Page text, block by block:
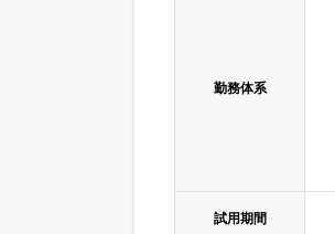
勤務体系
試用期間